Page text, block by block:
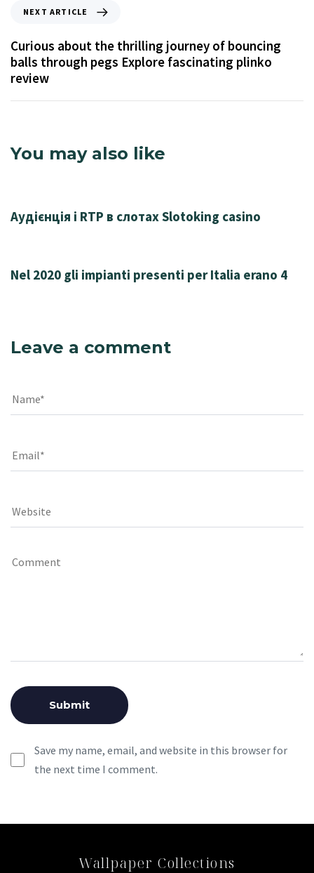
NEXT ARTICLE
Curious about the thrilling journey of bouncing
balls through pegs Explore fascinating plinko
review
You may also like
Аудієнція і RTP в слотах Slotoking casino
Nel 2020 gli impianti presenti per Italia erano 4
Leave a comment
Save my name, email, and website in this browser for
the next time I comment.
Wallpaper Collections